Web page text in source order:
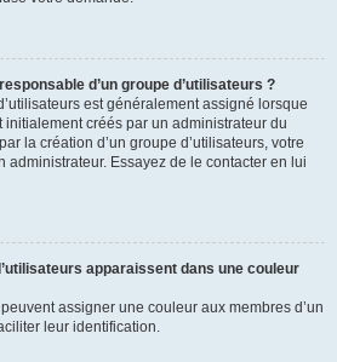
d’un groupe d’utilisateurs ?
est généralement assigné lorsque
initialement créés par un administrateur du
la création d’un groupe d’utilisateurs, votre
administrateur. Essayez de le contacter en lui
apparaissent dans une couleur
assigner une couleur aux membres d’un
leur identification.